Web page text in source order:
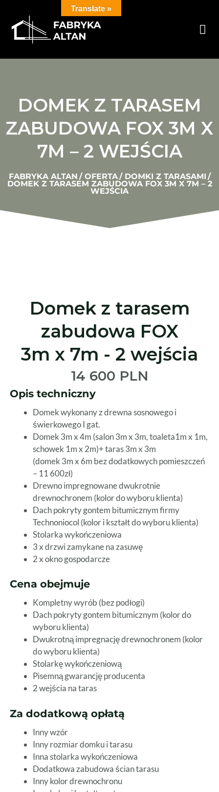
DOMEK Z TARASEM
ZABUDOWA FOX 3M X
7M – 2 WEJŚCIA
FABRYKA ALTAN / OFERTA/ DOMKI Z TARASAMI /
DOMEK Z TARASEM ZABUDOWA FOX 3M X 7M – 2
WEJŚCIA
Domek z tarasem
zabudowa FOX
3m x 7m - 2 wejścia
14 600 PLN
Opis techniczny
Domek wykonany z drewna sosnowego i
świerkowego I gat.
Domek 3m x 4m (salon 3m x 3m, toaleta1m x 1m,
schowek 1m x 2m)+ taras 3m x 3m
(domek 3m x 6m bez dodatkowych pomieszczeń
– 11 600zł)
Drewno impregnowane dwukrotnie
drewnochronem (kolor do wyboru klienta)
Dach pokryty gontem bitumicznym firmy
Technoniocol (kolor i kształt do wyboru klienta)
Stolarka wykończeniowa
3 x drzwi zamykane na zasuwę
2 x okno gospodarcze
Cena obejmuje
Kompletny wyrób (bez podłogi)
Dach pokryty gontem bitumicznym (kolor do
wyboru klienta)
Dwukrotną impregnację drewnochronem (kolor
do wyboru klienta)
Stolarkę wykończeniową
Pisemną gwarancję producenta
2 wejścia na taras
Za dodatkową opłatą
Inny wzór
Inny rozmiar domku i tarasu
Inna stolarka wykończeniowa
Dodatkowa zabudowa ścian tarasu
Inny kolor drewnochronu
Translate »